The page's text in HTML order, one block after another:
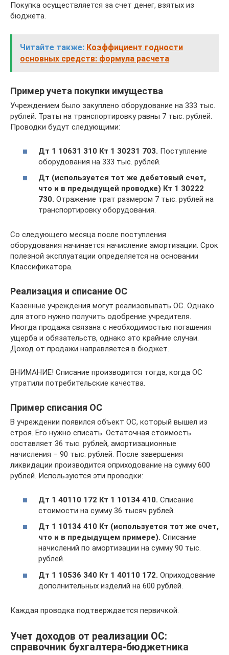
Покупка осуществляется за счет денег, взятых из
бюджета.
Читайте также: Коэффициент годности
основных средств: формула расчета
Пример учета покупки имущества
Учреждением было закуплено оборудование на 333 тыс.
рублей. Траты на транспортировку равны 7 тыс. рублей.
Проводки будут следующими:
Дт 1 10631 310 Кт 1 30231 703. Поступление
оборудования на 333 тыс. рублей.
Дт (используется тот же дебетовый счет,
что и в предыдущей проводке) Кт 1 30222
730. Отражение трат размером 7 тыс. рублей на
транспортировку оборудования.
Со следующего месяца после поступления
оборудования начинается начисление амортизации. Срок
полезной эксплуатации определяется на основании
Классификатора.
Реализация и списание ОС
Казенные учреждения могут реализовывать ОС. Однако
для этого нужно получить одобрение учредителя.
Иногда продажа связана с необходимостью погашения
ущерба и обязательств, однако это крайние случаи.
Доход от продажи направляется в бюджет.
ВНИМАНИЕ! Списание производится тогда, когда ОС
утратили потребительские качества.
Пример списания ОС
В учреждении появился объект ОС, который вышел из
строя. Его нужно списать. Остаточная стоимость
составляет 36 тыс. рублей, амортизационные
начисления – 90 тыс. рублей. После завершения
ликвидации производится оприходование на сумму 600
рублей. Используются эти проводки:
Дт 1 40110 172 Кт 1 10134 410. Списание
стоимости на сумму 36 тысяч рублей.
Дт 1 10134 410 Кт (используется тот же счет,
что и в предыдущем примере). Списание
начислений по амортизации на сумму 90 тыс.
рублей.
Дт 1 10536 340 Кт 1 40110 172. Оприходование
дополнительных изделий на 600 рублей.
Каждая проводка подтверждается первичкой.
Учет доходов от реализации ОС:
справочник бухгалтера-бюджетника